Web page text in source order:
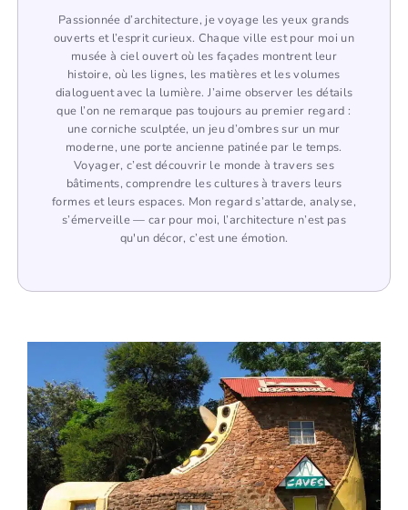
Passionnée d’architecture, je voyage les yeux grands
ouverts et l’esprit curieux. Chaque ville est pour moi un
musée à ciel ouvert où les façades montrent leur
histoire, où les lignes, les matières et les volumes
dialoguent avec la lumière. J’aime observer les détails
que l’on ne remarque pas toujours au premier regard :
une corniche sculptée, un jeu d’ombres sur un mur
moderne, une porte ancienne patinée par le temps.
Voyager, c’est découvrir le monde à travers ses
bâtiments, comprendre les cultures à travers leurs
formes et leurs espaces. Mon regard s’attarde, analyse,
s’émerveille — car pour moi, l’architecture n’est pas
qu'un décor, c’est une émotion.